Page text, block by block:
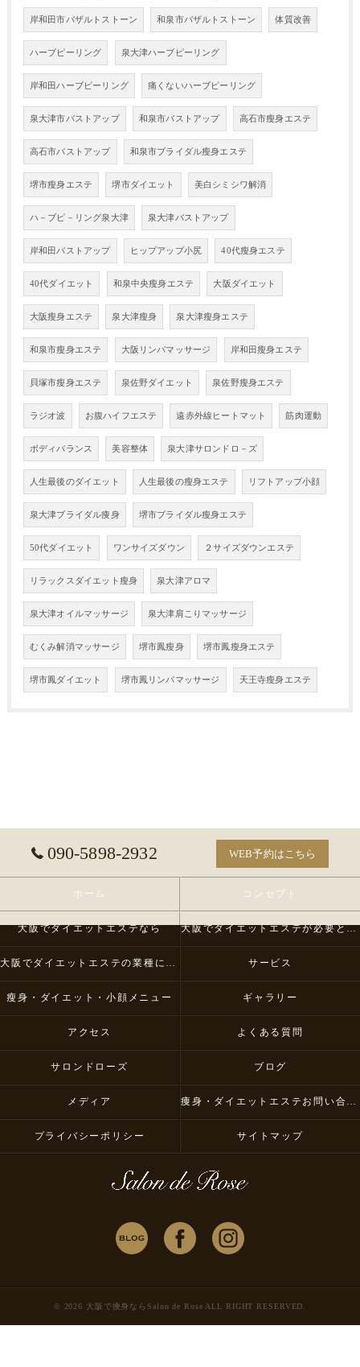
岸和田市バザルトストーン 和泉市バザルトストーン 体質改善
ハーブピーリング 泉大津ハーブピーリング
岸和田ハーブピーリング 痛くないハーブピーリング
泉大津市バストアップ 和泉市バストアップ 高石市瘦身エステ
高石市バストアップ 和泉市ブライダル瘦身エステ
堺市瘦身エステ 堺市ダイエット 美白シミシワ解消
ハ－ブピ－リング泉大津 泉大津バストアップ
岸和田バストアップ ヒップアップ小尻 40代瘦身エステ
40代ダイエット 和泉中央瘦身エステ 大阪ダイエット
大阪瘦身エステ 泉大津瘦身 泉大津瘦身エステ
和泉市瘦身エステ 大阪リンパマッサージ 岸和田瘦身エステ
貝塚市瘦身エステ 泉佐野ダイエット 泉佐野瘦身エステ
ラジオ波 お腹ハイフエステ 遠赤外線ヒートマット 筋肉運動
ボディバランス 美容整体 泉大津サロンドロ－ズ
人生最後のダイエット 人生最後の瘦身エステ リフトアップ小顔
泉大津ブライダル痩身 堺市ブライダル瘦身エステ
50代ダイエット ワンサイズダウン ２サイズダウンエステ
リラックスダイエット瘦身 泉大津アロマ
泉大津オイルマッサージ 泉大津肩こりマッサージ
むくみ解消マッサージ 堺市鳳瘦身 堺市鳳瘦身エステ
堺市鳳ダイエット 堺市鳳リンパマッサージ 天王寺瘦身エステ
090-5898-2932 WEB予約はこちら
ホーム コンセプト
大阪でダイエットエステなら 大阪でダイエットエステが必要とされる理由
大阪でダイエットエステの業種について サービス
瘦身・ダイエット・小顔メニュー ギャラリー
アクセス よくある質問
サロンドローズ ブログ
メディア 痩身・ダイエットエステお問い合わせ
プライバシーポリシー サイトマップ
© 2026 大阪で痩身ならSalon de Rose ALL RIGHT RESERVED.